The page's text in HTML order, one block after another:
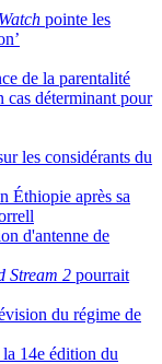
pointe les
de la parentalité
déterminant pour
les considérants du
Éthiopie après sa
d'antenne de
Stream 2 pourrait
du régime de
14e édition du